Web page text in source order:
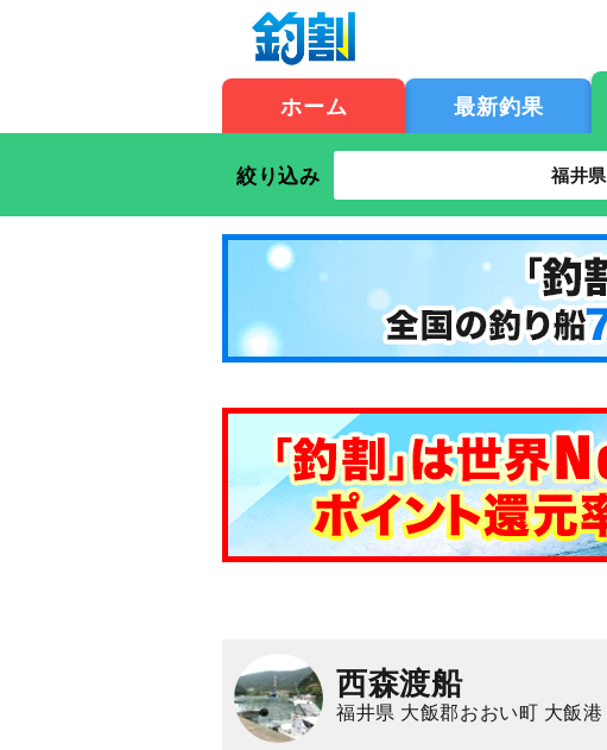
ホーム 最新釣果
絞り込み 福井県
西森渡船
福井県 大飯郡おおい町 大飯港